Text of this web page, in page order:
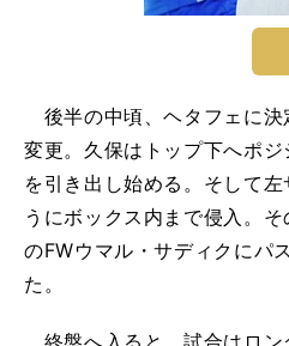
後半の中頃、ヘタフェに決
変更。久保はトップ下へポ
を引き出し始める。そして
うにボックス内まで侵入。
のFWウマル・サディクにパ
た。
終盤へ入ると、試合はロン